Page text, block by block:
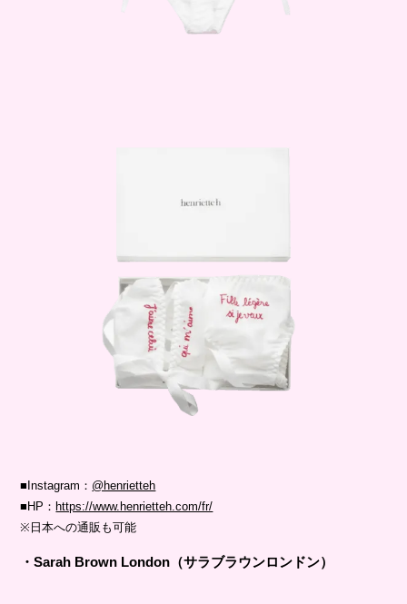
■Instagram： @henrietteh
■HP： https://www.henrietteh.com/fr/
※日本への通販も可能
・Sarah Brown London（サラブラウンロンドン）